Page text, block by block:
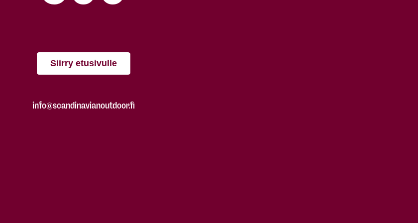
Siirry etusivulle
info@scandinavianoutdoor.fi